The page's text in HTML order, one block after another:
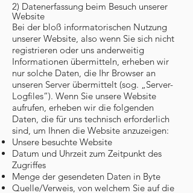
2) Datenerfassung beim Besuch unserer
Website
Bei der bloß informatorischen Nutzung
unserer Website, also wenn Sie sich nicht
registrieren oder uns anderweitig
Informationen übermitteln, erheben wir
nur solche Daten, die Ihr Browser an
unseren Server übermittelt (sog. „Server-
Logfiles“). Wenn Sie unsere Website
aufrufen, erheben wir die folgenden
Daten, die für uns technisch erforderlich
sind, um Ihnen die Website anzuzeigen:
Unsere besuchte Website
Datum und Uhrzeit zum Zeitpunkt des
Zugriffes
Menge der gesendeten Daten in Byte
Quelle/Verweis, von welchem Sie auf die